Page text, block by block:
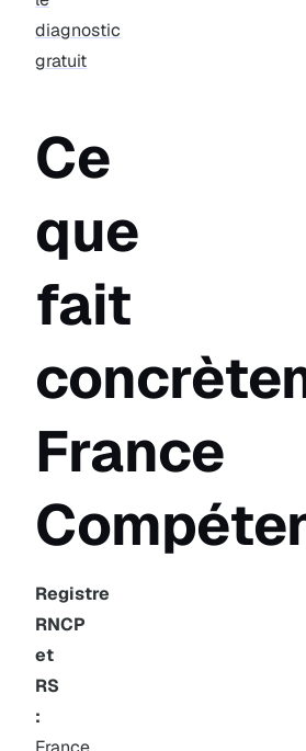
diagnostic
gratuit
Ce
que
fait
France
Registre
RNCP
et
RS
: